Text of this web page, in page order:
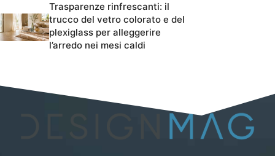
Trasparenze rinfrescanti: il
trucco del vetro colorato e del
plexiglass per alleggerire
l’arredo nei mesi caldi